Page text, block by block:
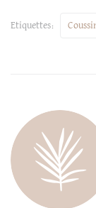
Etiquettes: